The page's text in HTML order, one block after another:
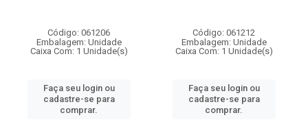
Código: 061206
Embalagem: Unidade
Caixa Com: 1 Unidade(s)
Faça seu login ou
cadastre-se para
comprar.
Código: 061212
Embalagem: Unidade
Caixa Com: 1 Unidade(s)
Faça seu login ou
cadastre-se para
comprar.